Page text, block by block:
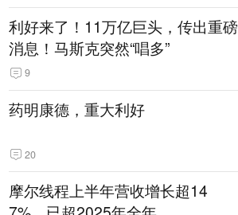
利好来了！11万亿巨头，传出重磅
消息！马斯克突然“唱多”
9
药明康德，重大利好
20
摩尔线程上半年营收增长超14